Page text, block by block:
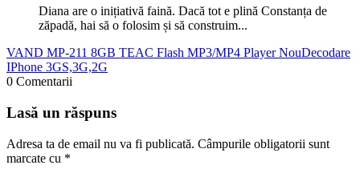
Diana are o inițiativă faină. Dacă tot e plină Constanța de
zăpadă, hai să o folosim și să construim...
VAND MP-211 8GB TEAC Flash MP3/MP4 Player NouDecodare
IPhone 3GS,3G,2G
0 Comentarii
Lasă un răspuns
Adresa ta de email nu va fi publicată. Câmpurile obligatorii sunt
marcate cu *